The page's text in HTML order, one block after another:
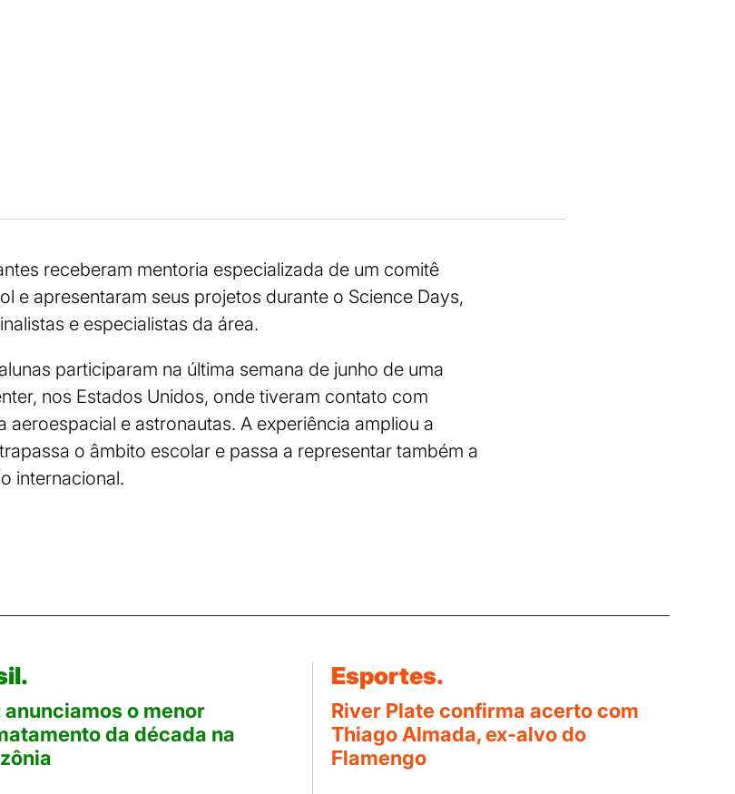
receberam mentoria especializada de um comitê
e apresentaram seus projetos durante o Science Days,
e especialistas da área.
participaram na última semana de junho de uma
nos Estados Unidos, onde tiveram contato com
aeroespacial e astronautas. A experiência ampliou a
o âmbito escolar e passa a representar também a
internacional.
anunciamos o menor
da década na
Esportes.
River Plate confirma acerto com
Thiago Almada, ex-alvo do
Flamengo